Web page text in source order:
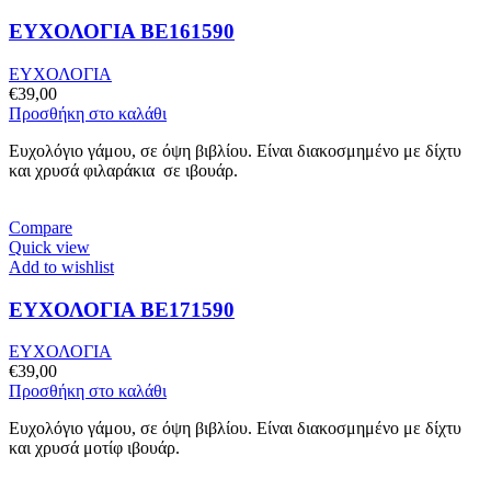
ΕΥΧΟΛΟΓΙΑ BE161590
ΕΥΧΟΛΟΓΙΑ
€39,00
Προσθήκη στο καλάθι
Ευχολόγιο γάμου, σε όψη βιβλίου. Είναι διακοσμημένο με δίχτυ
και χρυσά φιλαράκια σε ιβουάρ.
Compare
Quick view
Add to wishlist
ΕΥΧΟΛΟΓΙΑ BE171590
ΕΥΧΟΛΟΓΙΑ
€39,00
Προσθήκη στο καλάθι
Ευχολόγιο γάμου, σε όψη βιβλίου. Είναι διακοσμημένο με δίχτυ
και χρυσά μοτίφ ιβουάρ.